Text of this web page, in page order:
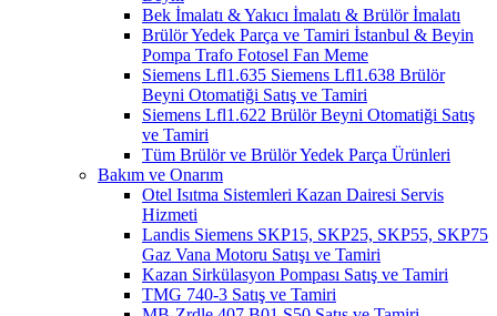
Bek İmalatı & Yakıcı İmalatı & Brülör İmalatı
Brülör Yedek Parça ve Tamiri İstanbul & Beyin
Pompa Trafo Fotosel Fan Meme
Siemens Lfl1.635 Siemens Lfl1.638 Brülör
Beyni Otomatiği Satış ve Tamiri
Siemens Lfl1.622 Brülör Beyni Otomatiği Satış
ve Tamiri
Tüm Brülör ve Brülör Yedek Parça Ürünleri
Bakım ve Onarım
Otel Isıtma Sistemleri Kazan Dairesi Servis
Hizmeti
Landis Siemens SKP15, SKP25, SKP55, SKP75
Gaz Vana Motoru Satışı ve Tamiri
Kazan Sirkülasyon Pompası Satış ve Tamiri
TMG 740-3 Satış ve Tamiri